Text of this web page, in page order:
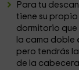
Para tu
tiene su
dormitorio que
la cama doble
pero tendrás
de la